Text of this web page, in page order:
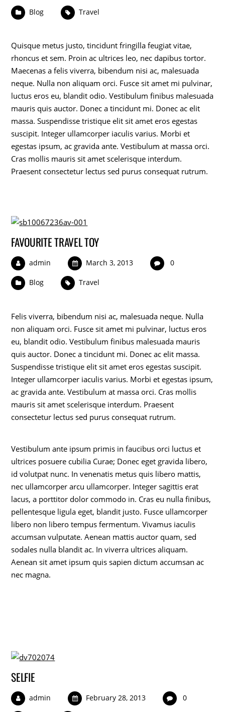
Blog Travel
Quisque metus justo, tincidunt fringilla feugiat vitae,
rhoncus et sem. Proin ac ultrices leo, nec dapibus tortor.
Maecenas a felis viverra, bibendum nisi ac, malesuada
neque. Nulla non aliquam orci. Fusce sit amet mi pulvinar,
luctus eros eu, blandit odio. Vestibulum finibus malesuada
mauris quis auctor. Donec a tincidunt mi. Donec ac elit
massa. Suspendisse tristique elit sit amet eros egestas
suscipit. Integer ullamcorper iaculis varius. Morbi et
egestas ipsum, ac gravida ante. Vestibulum at massa orci.
Cras mollis mauris sit amet scelerisque interdum.
Praesent consectetur lectus sed purus consequat rutrum.
FAVOURITE TRAVEL TOY
admin March 3, 2013 0
Blog Travel
Felis viverra, bibendum nisi ac, malesuada neque. Nulla
non aliquam orci. Fusce sit amet mi pulvinar, luctus eros
eu, blandit odio. Vestibulum finibus malesuada mauris
quis auctor. Donec a tincidunt mi. Donec ac elit massa.
Suspendisse tristique elit sit amet eros egestas suscipit.
Integer ullamcorper iaculis varius. Morbi et egestas ipsum,
ac gravida ante. Vestibulum at massa orci. Cras mollis
mauris sit amet scelerisque interdum. Praesent
consectetur lectus sed purus consequat rutrum.
Vestibulum ante ipsum primis in faucibus orci luctus et
ultrices posuere cubilia Curae; Donec eget gravida libero,
id volutpat nunc. In venenatis metus quis libero mattis,
nec ullamcorper arcu ullamcorper. Integer sagittis erat
lacus, a porttitor dolor commodo in. Cras eu nulla finibus,
pellentesque ligula eget, blandit justo. Fusce ullamcorper
libero non libero tempus fermentum. Vivamus iaculis
accumsan vulputate. Aenean mattis auctor quam, sed
sodales nulla blandit ac. In viverra ultrices aliquam.
Aenean sit amet ipsum quis sapien dictum accumsan ac
nec magna.
SELFIE
admin February 28, 2013 0